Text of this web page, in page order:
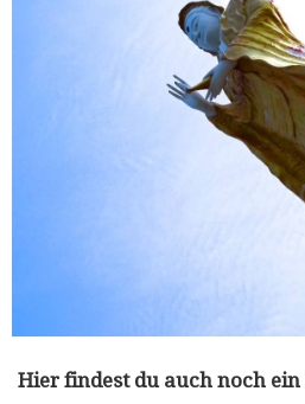
Hier findest du auch noch ein